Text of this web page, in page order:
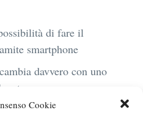
Cookie
di fare il
smartphone
davvero con uno
elettrica: mobilità